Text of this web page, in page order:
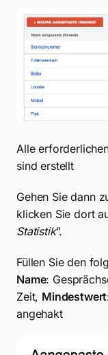
Alle
sind erstellt
Gehen Sie dann
klicken Sie dort
Statistik”.
Füllen Sie den
Name:
Zeit, Mindestwert
angehakt